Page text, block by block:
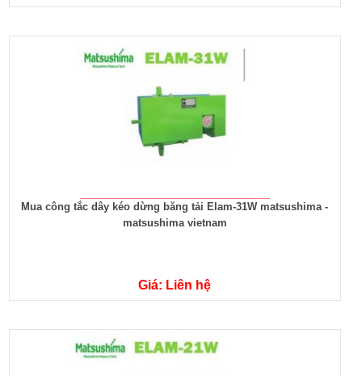
Mua công tắc dây kéo dừng băng tải Elam-31W matsushima -
matsushima vietnam
Giá: Liên hệ